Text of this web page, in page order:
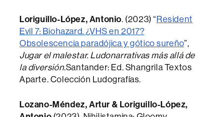
Loriguillo-López, Antonio. (2023) “Resident
Evil 7: Biohazard. ¿VHS en 2017?
Obsolescencia paradójica y gótico sureño”,
Jugar el malestar. Ludonarrativas más allá de
la diversión.Santander: Ed. Shangrila Textos
Aparte. Colección Ludografías.
Lozano-Méndez, Artur & Loriguillo-López,